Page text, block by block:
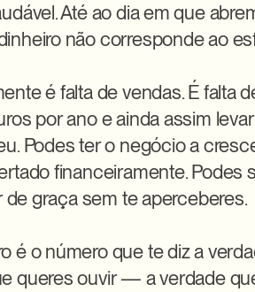
Até ao dia em que
não corresponde ao
é falta de vendas. É falta
por ano e ainda assim
Podes ter o negócio a
financeiramente. Podes
de graça sem te aperceberes.
é o número que te diz a
queres ouvir — a verdade